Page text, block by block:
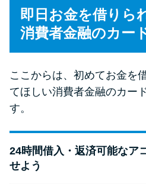
即日お金を借りら
消費者金融のカー
ここからは、初めてお金を
てほしい消費者金融のカー
す。
24時間借入・返済可能なア
せよう